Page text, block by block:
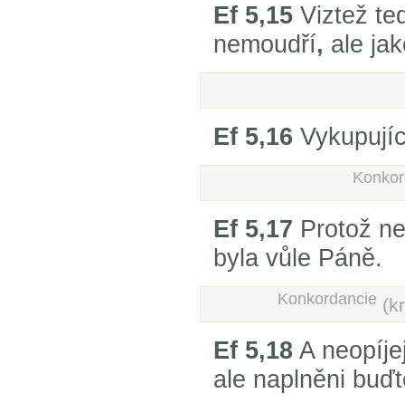
Ef 5,15 Viztež
nemoudří, ale
Ef 5,16
Ef 5,17 Protož
byla vůle Páně.
Konkordancie
Ef 5,18 A
ale naplněni